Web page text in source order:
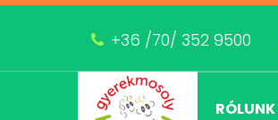
+36 /70/ 352 9500
RÓLUNK